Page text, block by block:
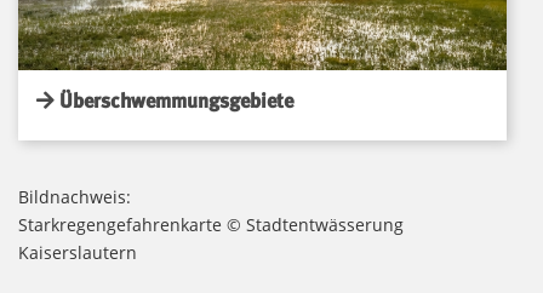
Überschwemmungsgebiete
Bildnachweis:
Starkregengefahrenkarte © Stadtentwässerung
Kaiserslautern